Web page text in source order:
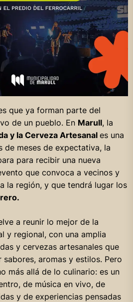
que ya forman parte del
de un pueblo. En Marull, la
y la Cerveza Artesanal es una
de meses de expectativa, la
para recibir una nueva
que convoca a vecinos y
la región, y que tendrá lugar los
a reunir lo mejor de la
y regional, con una amplia
y cervezas artesanales que
aromas y estilos. Pero
más allá de lo culinario: es un
de música en vivo, de
y de experiencias pensadas